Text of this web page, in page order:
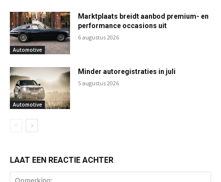
Automotive
Marktplaats breidt aanbod premium- en
performance occasions uit
6 augustus 2026
Automotive
Minder autoregistraties in juli
5 augustus 2026
LAAT EEN REACTIE ACHTER